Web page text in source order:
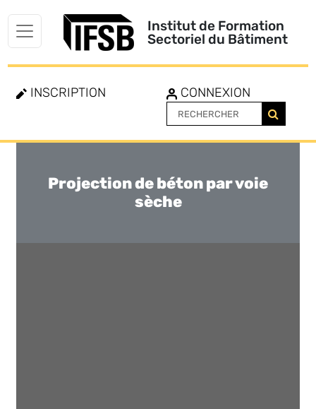
Institut de Formation
Sectoriel du Bâtiment
INSCRIPTION CONNEXION
Toggle
Projection de béton par voie
sèche